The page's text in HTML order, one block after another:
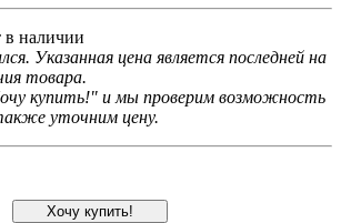
в наличии
Указанная цена является последней на
товара.
купить!" и мы проверим возможность
уточним цену.
Хочу купить!